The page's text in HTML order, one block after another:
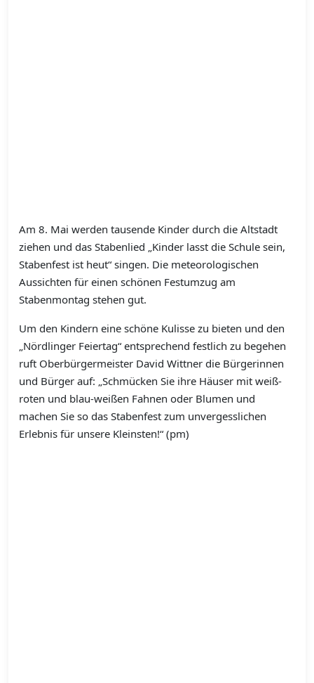
Am 8. Mai werden tausende Kinder durch die Altstadt
ziehen und das Stabenlied „Kinder lasst die Schule sein,
Stabenfest ist heut“ singen. Die meteorologischen
Aussichten für einen schönen Festumzug am
Stabenmontag stehen gut.
Um den Kindern eine schöne Kulisse zu bieten und den
„Nördlinger Feiertag“ entsprechend festlich zu begehen
ruft Oberbürgermeister David Wittner die Bürgerinnen
und Bürger auf: „Schmücken Sie ihre Häuser mit weiß-
roten und blau-weißen Fahnen oder Blumen und
machen Sie so das Stabenfest zum unvergesslichen
Erlebnis für unsere Kleinsten!“ (pm)